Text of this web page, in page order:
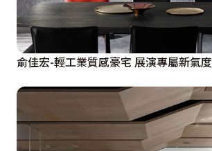
俞佳宏-輕工業質感豪宅 展演專屬新氣度